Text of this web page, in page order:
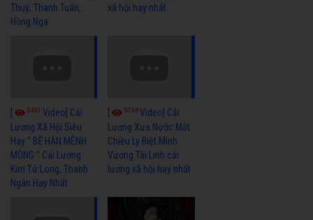
Thuỷ, Thanh Tuấn,
Hồng Nga
xã hội hay nhất
[ 5461 Video] Cải
Lương Xã Hội Siêu
Hay " BỂ HẬN MÊNH
MÔNG " Cải Lương
Kim Tử Long, Thanh
Ngân Hay Nhất
[ 5736Video] Cải
Lương Xưa Nước Mắt
Chiều Ly Biệt Minh
Vương Tài Linh cải
lương xã hội hay nhất